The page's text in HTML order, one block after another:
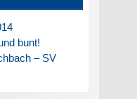
bunt!
– SV